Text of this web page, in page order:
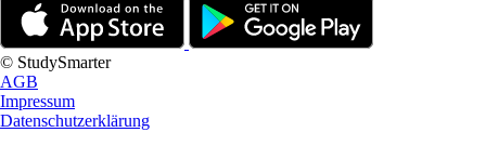
© StudySmarter
AGB
Impressum
Datenschutzerklärung